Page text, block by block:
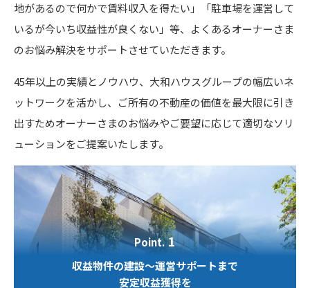
地があるので何かで賃料収入を得たい」「駐車場を運営して
いるが今いち収益性が良くない」等、よくあるオーナーさま
のお悩み解決をサポートさせていただきます。
45年以上の実績とノウハウ、大和ハウスグループの幅広いネ
ットワークを活かし、ご所有の不動産の価値を最大限に引き
出すためオーナーさまのお悩みやご要望に応じて適切なソリ
ューションをご提案いたします。
Point. 1
収益物件の建設～運営サポートまで
安定収益獲得を